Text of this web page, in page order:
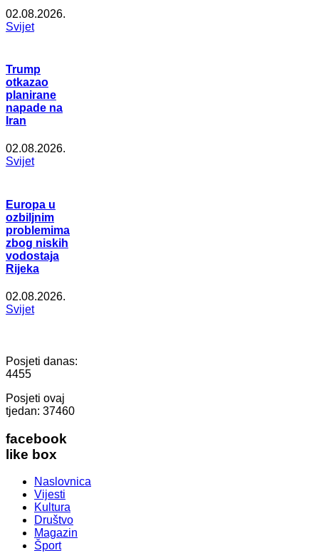
02.08.2026.
Svijet
Trump
otkazao
planirane
napade na
Iran
02.08.2026.
Svijet
Europa u
ozbiljnim
problemima
zbog niskih
vodostaja
Rijeka
02.08.2026.
Svijet
Posjeti danas:
4455
Posjeti ovaj
tjedan: 37460
facebook
like box
Naslovnica
Vijesti
Kultura
Društvo
Magazin
Šport